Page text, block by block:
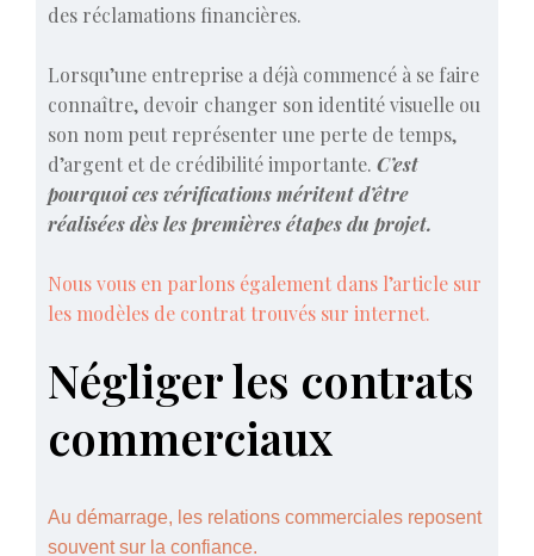
des réclamations financières.
Lorsqu’une entreprise a déjà commencé à se faire
connaître, devoir changer son identité visuelle ou
son nom peut représenter une perte de temps,
d’argent et de crédibilité importante. C’est
pourquoi ces vérifications méritent d’être
réalisées dès les premières étapes du projet.
Nous vous en parlons également dans l’article sur
les modèles de contrat trouvés sur internet.
Négliger les contrats
commerciaux
Au démarrage, les relations commerciales reposent
souvent sur la confiance.